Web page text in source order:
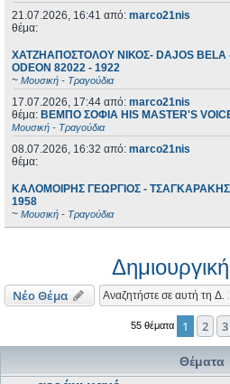
21.07.2026, 16:41 από: marco21nis
θέμα:
ΧΑΤΖΗΑΠΟΣΤΟΛΟΥ ΝΙΚΟΣ- DAJOS BELA
ODEON 82022 - 1922
~ Μουσική - Τραγούδια
17.07.2026, 17:44 από: marco21nis
θέμα: ΒΕΜΠΟ ΣΟΦΙΑ HIS MASTER'S
Μουσική - Τραγούδια
08.07.2026, 16:32 από: marco21nis
θέμα:
ΚΑΛΟΜΟΙΡΗΣ ΓΕΩΡΓΙΟΣ -
1958
~ Μουσική - Τραγούδια
Νέο Θέμα
55 θέματα 1 2 3
Θέματα